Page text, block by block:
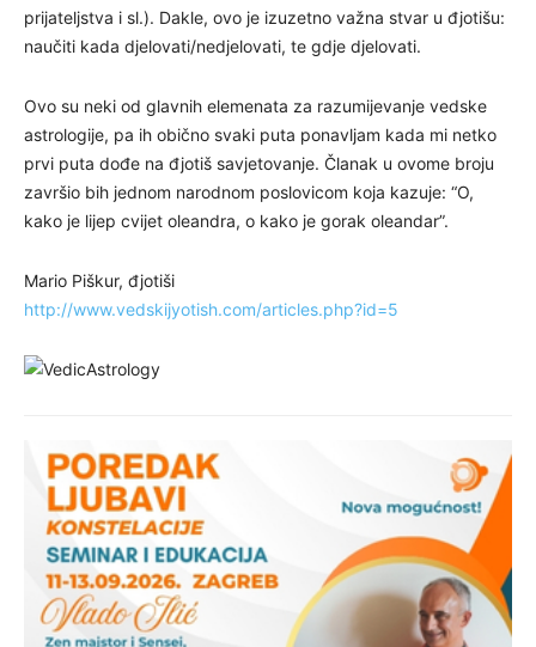
prijateljstva i sl.). Dakle, ovo je izuzetno važna stvar u đjotišu:
naučiti kada djelovati/nedjelovati, te gdje djelovati.
Ovo su neki od glavnih elemenata za razumijevanje vedske
astrologije, pa ih obično svaki puta ponavljam kada mi netko
prvi puta dođe na đjotiš savjetovanje. Članak u ovome broju
završio bih jednom narodnom poslovicom koja kazuje: “O,
kako je lijep cvijet oleandra, o kako je gorak oleandar”.
Mario Piškur, đjotiši
http://www.vedskijyotish.com/articles.php?id=5